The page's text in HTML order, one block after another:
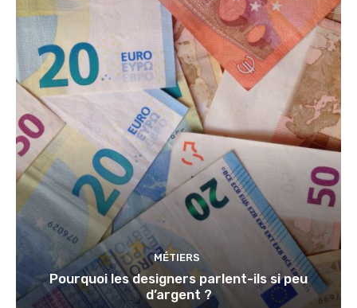
MÉTIERS
Pourquoi les designers parlent-ils si peu
d’argent ?